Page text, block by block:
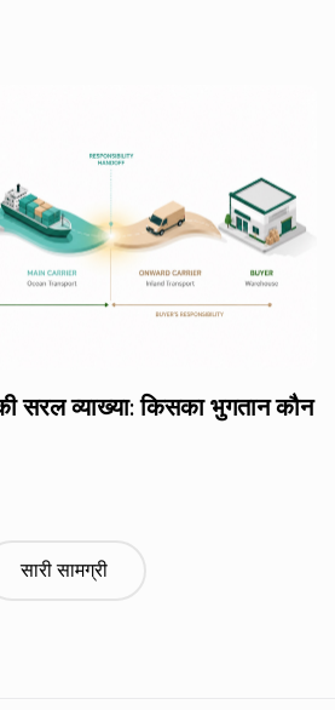
व्याख्या: किसका भुगतान कौन
सारी सामग्री